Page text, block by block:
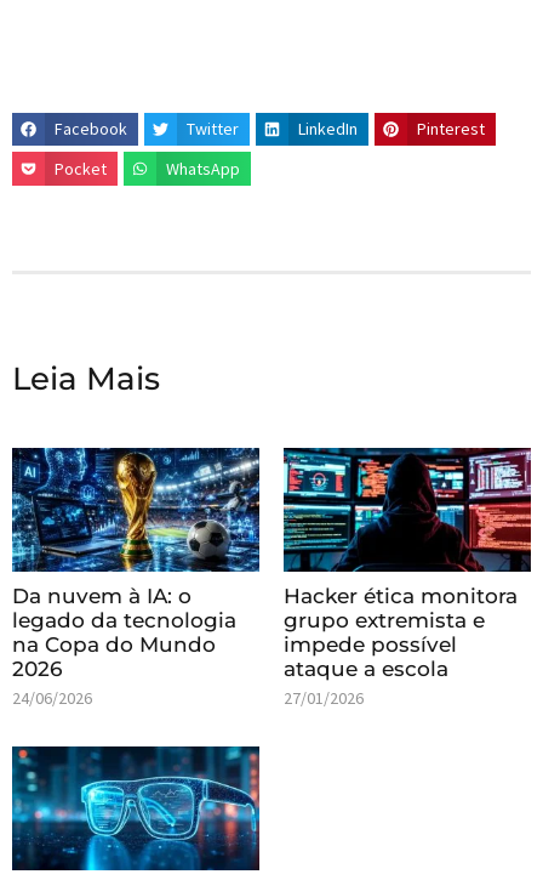
Facebook Twitter LinkedIn
Pinterest
Pocket
WhatsApp
Leia Mais
Da nuvem à IA: o
legado da tecnologia
na Copa do Mundo
2026
24/06/2026
Hacker ética monitora
grupo extremista e
impede possível
ataque a escola
27/01/2026